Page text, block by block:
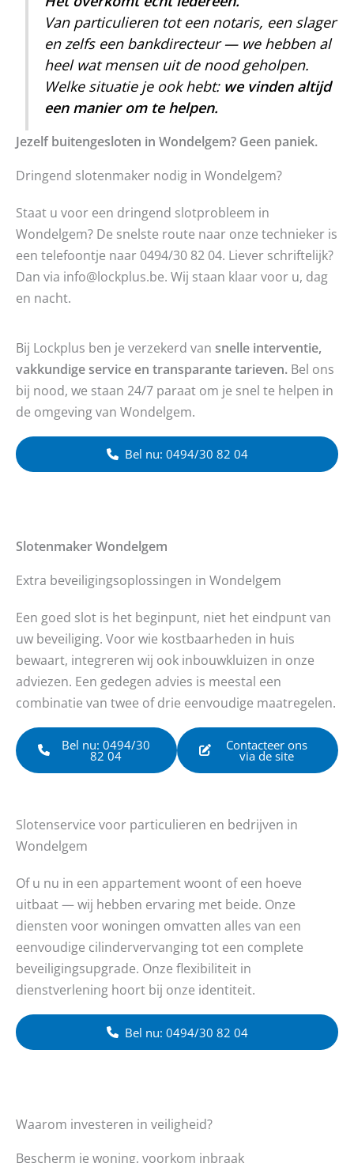
Van particulieren tot een notaris, een slager
en zelfs een bankdirecteur — we hebben al
heel wat mensen uit de nood geholpen.
Welke situatie je ook hebt: we vinden altijd
een manier om te helpen.
Jezelf buitengesloten in Wondelgem? Geen paniek.
Dringend slotenmaker nodig in Wondelgem?
Staat u voor een dringend slotprobleem in
Wondelgem? De snelste route naar onze technieker is
een telefoontje naar 0494/30 82 04. Liever schriftelijk?
Dan via info@lockplus.be. Wij staan klaar voor u, dag
en nacht.
Bij Lockplus ben je verzekerd van snelle interventie,
vakkundige service en transparante tarieven. Bel ons
bij nood, we staan 24/7 paraat om je snel te helpen in
de omgeving van Wondelgem.
Bel nu: 0494/30 82 04
SlotenmakerWondelgem
Extra beveiligingsoplossingen in Wondelgem
Een goed slot is het beginpunt, niet het eindpunt van
uw beveiliging. Voor wie kostbaarheden in huis
bewaart, integreren wij ook inbouwkluizen in onze
adviezen. Een gedegen advies is meestal een
combinatie van twee of drie eenvoudige maatregelen.
Bel nu: 0494/30
82 04
Contacteer ons
via de site
Slotenservice voor particulieren en bedrijven in
Wondelgem
Of u nu in een appartement woont of een hoeve
uitbaat — wij hebben ervaring met beide. Onze
diensten voor woningen omvatten alles van een
eenvoudige cilindervervanging tot een complete
beveiligingsupgrade. Onze flexibiliteit in
dienstverlening hoort bij onze identiteit.
Bel nu: 0494/30 82 04
Waarom investeren in veiligheid?
Bescherm je woning, voorkom inbraak